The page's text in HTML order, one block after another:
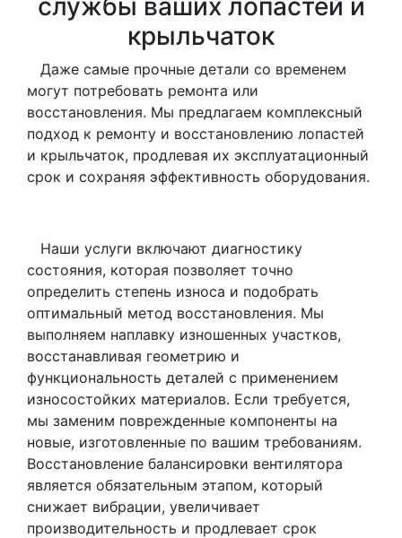
службы ваших лопастей и
крыльчаток
Даже самые прочные детали со временем
могут потребовать ремонта или
восстановления. Мы предлагаем комплексный
подход к ремонту и восстановлению лопастей
и крыльчаток, продлевая их эксплуатационный
срок и сохраняя эффективность оборудования.
Наши услуги включают диагностику
состояния, которая позволяет точно
определить степень износа и подобрать
оптимальный метод восстановления. Мы
выполняем наплавку изношенных участков,
восстанавливая геометрию и
функциональность деталей с применением
износостойких материалов. Если требуется,
мы заменим поврежденные компоненты на
новые, изготовленные по вашим требованиям.
Восстановление балансировки вентилятора
является обязательным этапом, который
снижает вибрации, увеличивает
производительность и продлевает срок